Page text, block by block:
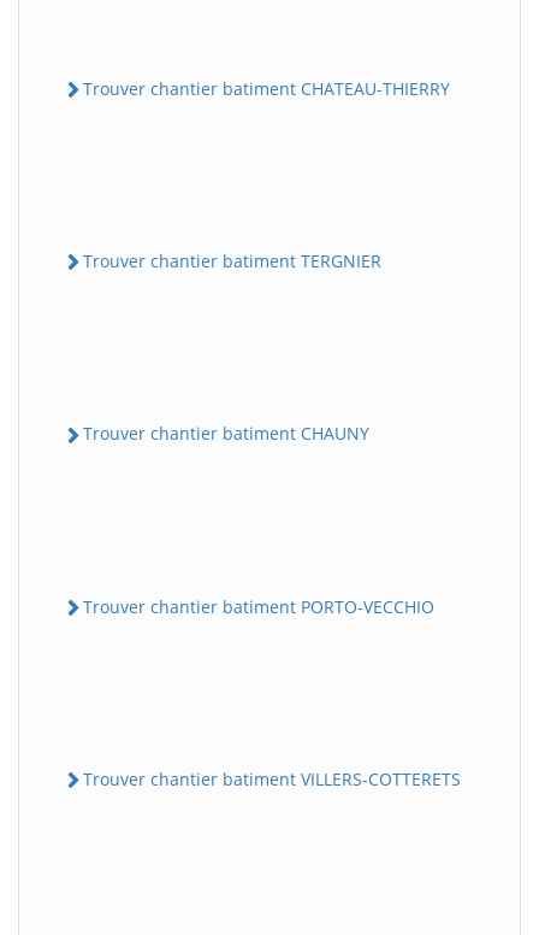
Trouver chantier batiment CHATEAU-THIERRY
Trouver chantier batiment TERGNIER
Trouver chantier batiment CHAUNY
Trouver chantier batiment PORTO-VECCHIO
Trouver chantier batiment VILLERS-COTTERETS